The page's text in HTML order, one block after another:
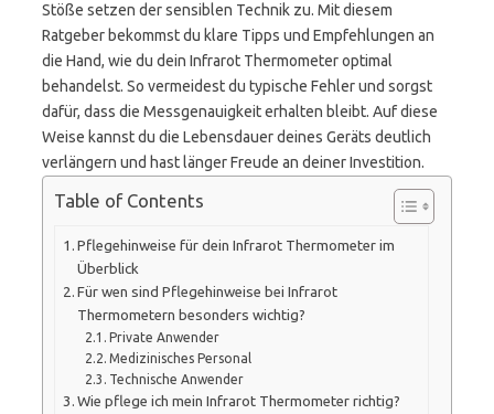
Stöße setzen der sensiblen Technik zu. Mit diesem
Ratgeber bekommst du klare Tipps und Empfehlungen an
die Hand, wie du dein Infrarot Thermometer optimal
behandelst. So vermeidest du typische Fehler und sorgst
dafür, dass die Messgenauigkeit erhalten bleibt. Auf diese
Weise kannst du die Lebensdauer deines Geräts deutlich
verlängern und hast länger Freude an deiner Investition.
Table of Contents
Pflegehinweise für dein Infrarot Thermometer im
Überblick
Für wen sind Pflegehinweise bei Infrarot
Thermometern besonders wichtig?
Private Anwender
Medizinisches Personal
Technische Anwender
Wie pflege ich mein Infrarot Thermometer richtig?